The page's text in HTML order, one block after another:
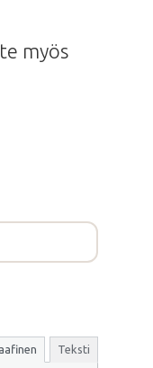
myös
Teksti